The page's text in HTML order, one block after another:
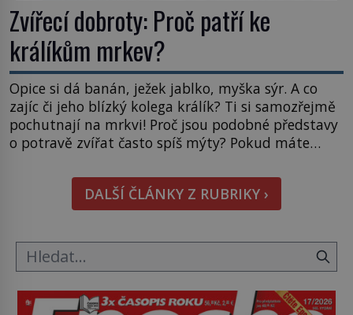
Zvířecí dobroty: Proč patří ke
králíkům mrkev?
Opice si dá banán, ježek jablko, myška sýr. A co
zajíc či jeho blízký kolega králík? Ti si samozřejmě
pochutnají na mrkvi! Proč jsou podobné představy
o potravě zvířat často spíš mýty? Pokud máte
i bude chutnat, ovšem měl by ji mít jen jako
občasný pamlsek. […]DALŠÍ ČLÁNKY Z RUBRIKY ›